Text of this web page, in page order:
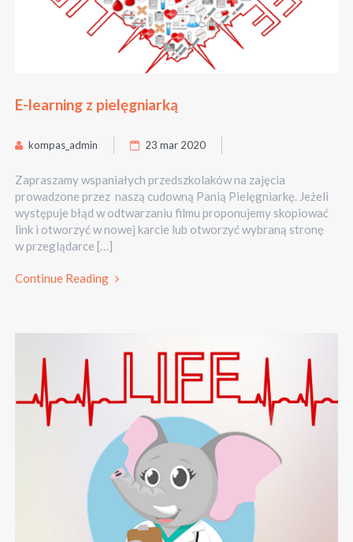
E-learning z pielęgniarką
kompas_admin 23 mar 2020
Zapraszamy wspaniałych przedszkolaków na zajęcia
prowadzone przez naszą cudowną Panią Pielęgniarkę. Jeżeli
występuje błąd w odtwarzaniu filmu proponujemy skopiować
link i otworzyć w nowej karcie lub otworzyć wybraną stronę
w przeglądarce […]
Continue Reading